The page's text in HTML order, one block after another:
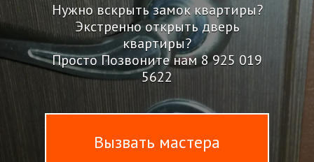
Нужно вскрыть замок квартиры?
Экстренно открыть дверь
квартиры?
Просто Позвоните нам8 925 019
5622
Вызвать мастера